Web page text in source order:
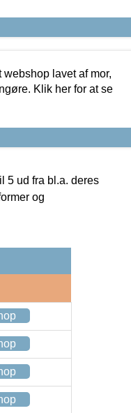
lavet af mor,
Klik her for at se
5 ud fra bl.a. deres
og